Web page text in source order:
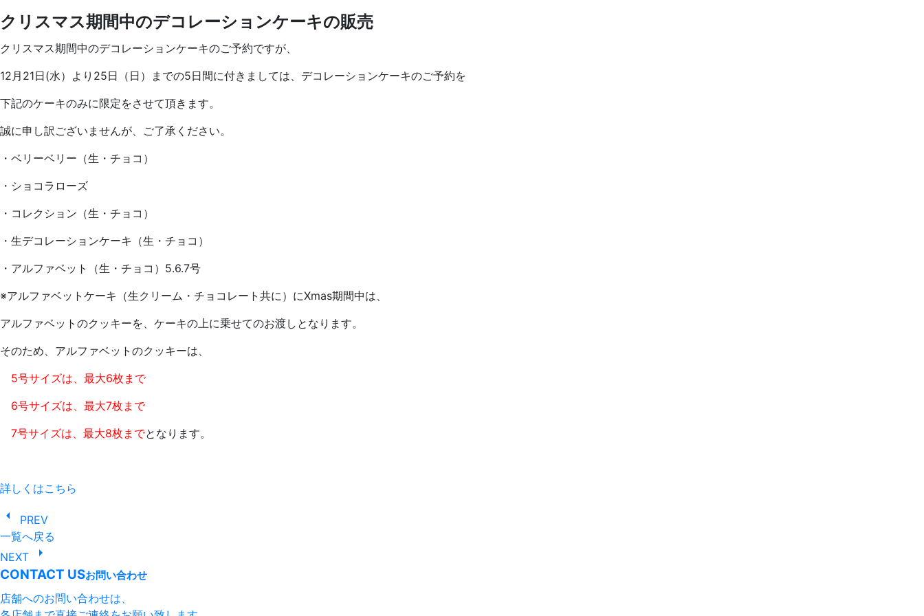
クリスマス期間中のデコレーションケーキの販売
クリスマス期間中のデコレーションケーキのご予約ですが、
12月21日(水）より25日（日）までの5日間に付きましては、デコレーションケーキのご予約を
下記のケーキのみに限定をさせて頂きます。
誠に申し訳ございませんが、ご了承ください。
・ベリーベリー（生・チョコ）
・ショコラローズ
・コレクション（生・チョコ）
・生デコレーションケーキ（生・チョコ）
・アルファベット（生・チョコ）5.6.7号
※アルファベットケーキ（生クリーム・チョコレート共に）にXmas期間中は、
アルファベットのクッキーを、ケーキの上に乗せてのお渡しとなります。
そのため、アルファベットのクッキーは、
5号サイズは、最大6枚まで
6号サイズは、最大7枚まで
7号サイズは、最大8枚までとなります。
詳しくはこちら
arrow_left
PREV
一覧へ戻る
NEXT
arrow_right
CONTACT USお問い合わせ
店舗へのお問い合わせは、